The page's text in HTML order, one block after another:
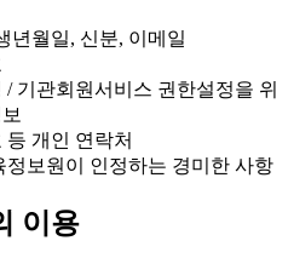
년월일, 신분, 이메일
기관회원서비스 권한설정을 위
개인 연락처
보원이 인정하는 경미한 사항
이용